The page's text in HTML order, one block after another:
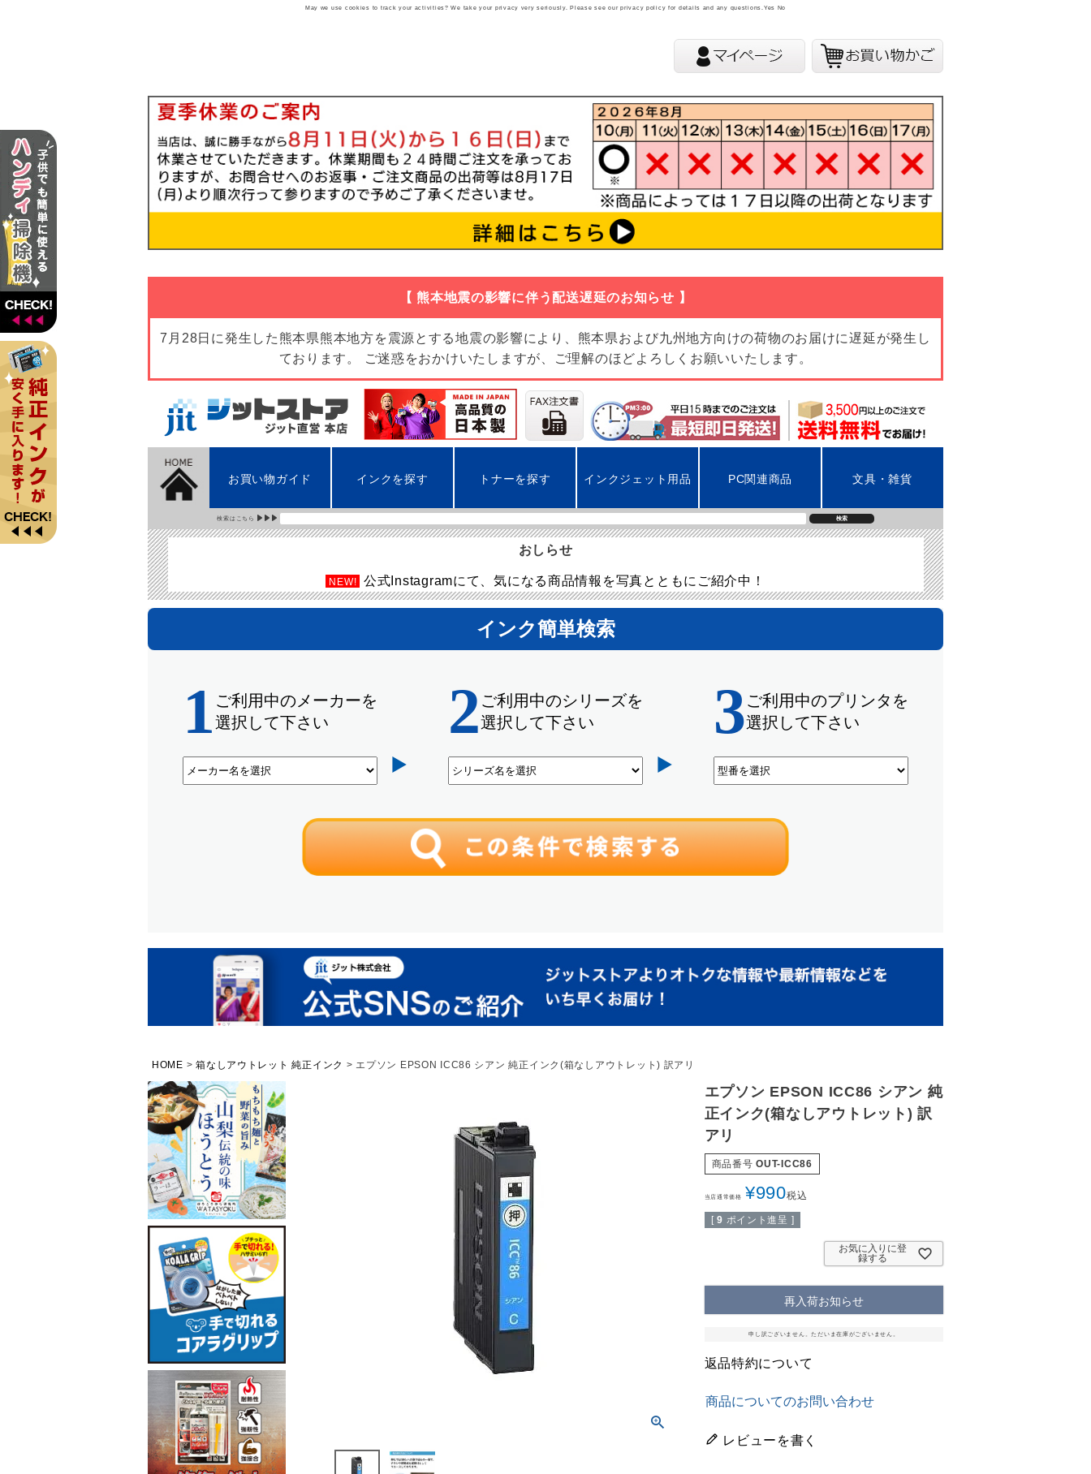
【 熊本地震の影響に伴う配送遅延のお知らせ 】
7月28日に発生した熊本県熊本地方を震源とする地震の影響により、熊本県および九州地方向けの荷物のお届けに遅延が発生し
ております。 ご迷惑をおかけいたしますが、ご理解のほどよろしくお願いいたします。
お買い物ガイド インクを探す トナーを探す インクジェット用品 PC関連商品 文具・雑貨
検索はこちら 検索
おしらせ
NEW! 公式Instagramにて、気になる商品情報を写真とともにご紹介中！
HOME 箱なしアウトレット 純正インク エプソン EPSON ICC86 シアン 純正インク(箱なしアウトレット) 訳アリ
エプソン EPSON ICC86 シアン 純
正インク(箱なしアウトレット) 訳
アリ
商品番号 OUT-ICC86
当店通常価格 ¥990税込
[ 9 ポイント進呈 ]
お気に入りに登
録する
再入荷お知らせ
申し訳ございません。ただいま在庫がございません。
返品特約について
商品についてのお問い合わせ
レビューを書く
May we use cookies to track your activities? We take your privacy very seriously. Please see our privacy policy for details and any questions.Yes No